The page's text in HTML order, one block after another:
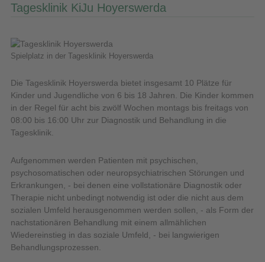
Tagesklinik KiJu Hoyerswerda
Spielplatz in der Tagesklinik Hoyerswerda
Die Tagesklinik Hoyerswerda bietet insgesamt 10 Plätze für
Kinder und Jugendliche von 6 bis 18 Jahren. Die Kinder kommen
in der Regel für acht bis zwölf Wochen montags bis freitags von
08:00 bis 16:00 Uhr zur Diagnostik und Behandlung in die
Tagesklinik.
Aufgenommen werden Patienten mit psychischen,
psychosomatischen oder neuropsychiatrischen Störungen und
Erkrankungen, - bei denen eine vollstationäre Diagnostik oder
Therapie nicht unbedingt notwendig ist oder die nicht aus dem
sozialen Umfeld herausgenommen werden sollen, - als Form der
nachstationären Behandlung mit einem allmählichen
Wiedereinstieg in das soziale Umfeld, - bei langwierigen
Behandlungsprozessen.